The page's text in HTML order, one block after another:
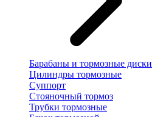
Барабаны и тормозные диски
Цилиндры тормозные
Суппорт
Стояночный тормоз
Трубки тормозные